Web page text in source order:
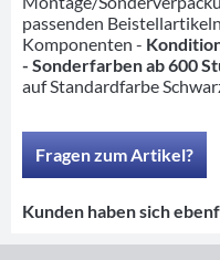
passenden
Komponenten -
- Sonderfarben ab 600
auf Standardfarbe
Fragen zum Artikel?
Kunden haben sich